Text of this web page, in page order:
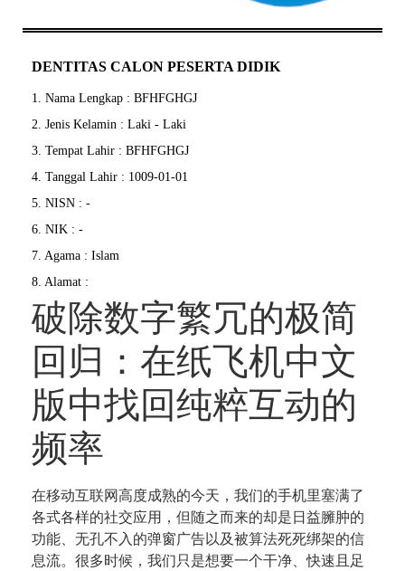
DENTITAS CALON PESERTA DIDIK
1. Nama Lengkap : BFHFGHGJ
2. Jenis Kelamin : Laki - Laki
3. Tempat Lahir : BFHFGHGJ
4. Tanggal Lahir : 1009-01-01
5. NISN : -
6. NIK : -
7. Agama : Islam
8. Alamat :
破除数字繁冗的极简
回归：在纸飞机中文
版中找回纯粹互动的
频率
在移动互联网高度成熟的今天，我们的手机里塞满了
各式各样的社交应用，但随之而来的却是日益臃肿的
功能、无孔不入的弹窗广告以及被算法死死绑架的信
息流。很多时候，我们只是想要一个干净、快速且足